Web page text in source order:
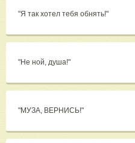
"Я так хотел тебя обнять!"
"Не ной, душа!"
"МУЗА, ВЕРНИСЬ!"